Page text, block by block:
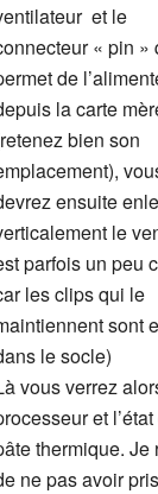
et le
« pin »
de
la carte
bien son
ensuite
le
parfois un peu
les clips qui le
sont
le socle)
vous verrez
et
thermique. Je
ne pas avoir